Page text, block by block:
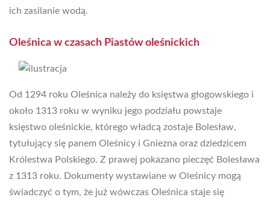
ich zasilanie wodą.
Oleśnica w czasach Piastów oleśnickich
Od 1294 roku Oleśnica należy do księstwa głogowskiego i
około 1313 roku w wyniku jego podziału powstaje
księstwo oleśnickie, którego władcą zostaje Bolesław,
tytułujący się panem Oleśnicy i Gniezna oraz dziedzicem
Królestwa Polskiego. Z prawej pokazano pieczęć Bolesława
z 1313 roku. Dokumenty wystawiane w Oleśnicy mogą
świadczyć o tym, że już wówczas Oleśnica staje się